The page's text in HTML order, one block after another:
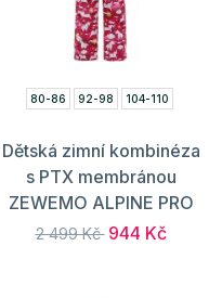
80-86 92-98 104-110
Dětská zimní kombinéza
s PTX membránou
ZEWEMO ALPINE PRO
2 499 Kč 944 Kč